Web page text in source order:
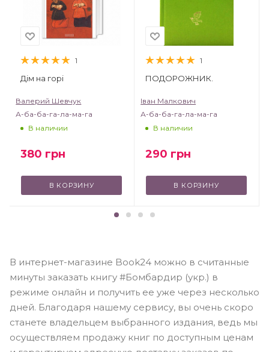
1
Дім на горі
Валерий Шевчук
А-ба-ба-га-ла-ма-га
В наличии
380 грн
В КОРЗИНУ
1
ПОДОРОЖНИК.
Іван Малкович
А-ба-ба-га-ла-ма-га
В наличии
290 грн
В КОРЗИНУ
В интернет-магазине Book24 можно в считанные
минуты заказать книгу #Бомбардир (укр.) в
режиме онлайн и получить ее уже через несколько
дней. Благодаря нашему сервису, вы очень скоро
станете владельцем выбранного издания, ведь мы
осуществляем продажу книг по доступным ценам